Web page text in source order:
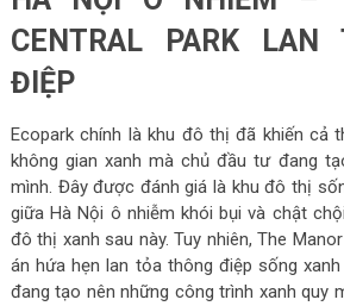
CENTRAL PARK LAN
ĐIỆP
Ecopark chính là khu đô thị đã khiến cả
không gian xanh mà chủ đầu tư đang
mình. Đây được đánh giá là khu đô thị
giữa Hà Nội ô nhiễm khói bụi và chật
đô thị xanh sau này. Tuy nhiên, The
án hứa hẹn lan tỏa thông điệp sống
đang tạo nên những công trình xanh quy